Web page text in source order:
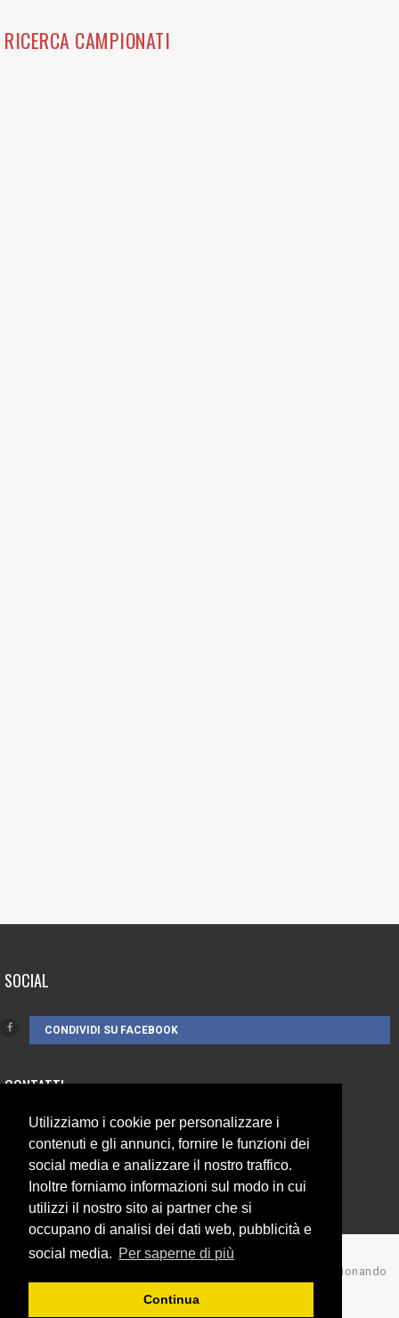
Utilizziamo i cookie per personalizzare i
contenuti e gli annunci, fornire le funzioni dei
social media e analizzare il nostro traffico.
Inoltre forniamo informazioni sul modo in cui
utilizzi il nostro sito ai partner che si
occupano di analisi dei dati web, pubblicità e
social media. Per saperne di più
Continua
RICERCA CAMPIONATI
SOCIAL
CONDIVIDI SU FACEBOOK
CONTATTI
3385262752
info@campionando.it
© Copyright 2017 Campionando
Back to top